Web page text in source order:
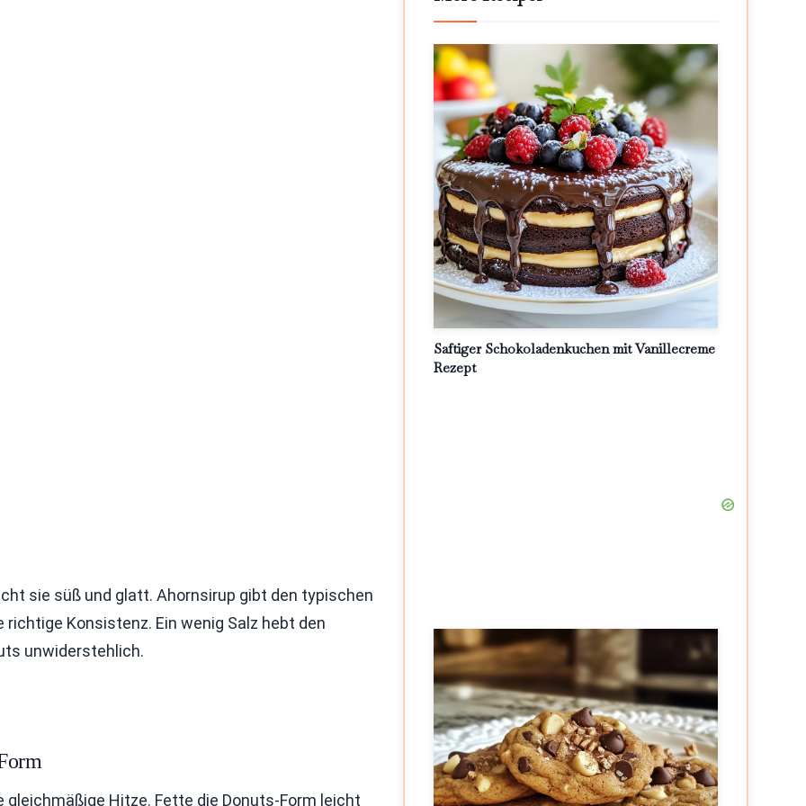
sie süß und glatt. Ahornsirup gibt den typischen
Konsistenz. Ein wenig Salz hebt den
unwiderstehlich.
gleichmäßige Hitze. Fette die Donuts-Form leicht
Saftiger Schokoladenkuchen mit Vanillecreme
Rezept